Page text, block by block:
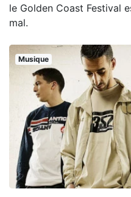
le Golden Coast Festival
mal.
Musique